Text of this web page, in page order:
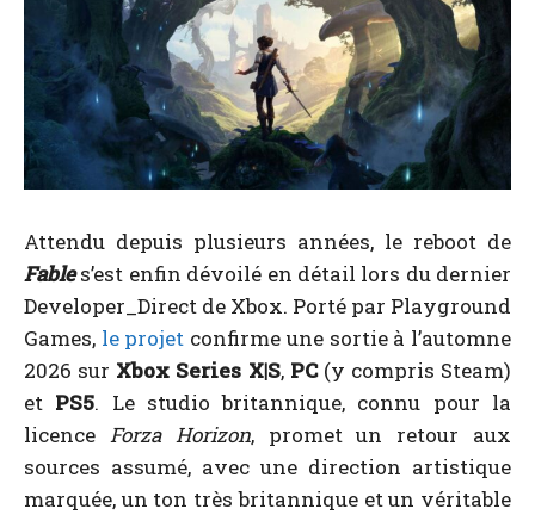
Attendu depuis plusieurs années, le reboot de
Fables’est enfin dévoilé en détail lors du dernier
Developer_Direct de Xbox. Porté par Playground
Games, le projet confirme une sortie à l’automne
2026 sur Xbox Series X|S, PC(y compris Steam)
et PS5. Le studio britannique, connu pour la
licence Forza Horizon, promet un retour aux
sources assumé, avec une direction artistique
marquée, un ton très britannique et un véritable